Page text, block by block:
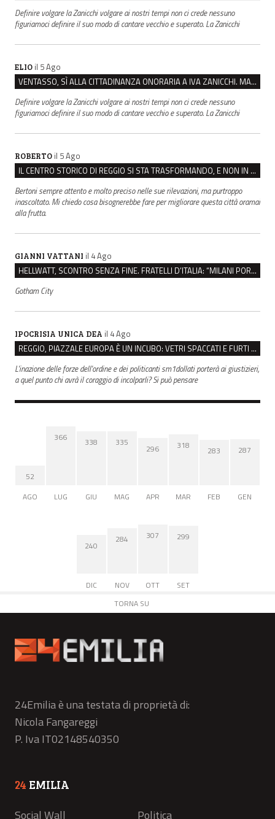
Definire volgare la Zanicchi volgare ai nostri tempi non ci crede nessuno
figuriamoci definire il suo modo di cantare vecchio e superato. La Zanicchi
ELIO il 5 Ago
VENTASSO, SÌ ALLA CITTADINANZA ONORARIA A IVA ZANICCHI. MA BARGIACCHI: “È DI PESSIMO GUSTO”
Definire volgare la Zanicchi volgare ai nostri tempi non ci crede nessuno
figuriamoci definire il suo modo di cantare vecchio e superato. La Zanicchi
ROBERTO il 5 Ago
IL CENTRO STORICO DI REGGIO SI STA TRASFORMANDO, E NON IN MEGLIO
Bertoni sempre attento e molto preciso nelle sue rilevazioni, ma purtroppo
inascoltato. Mi chiedo cosa bisognerebbe fare per migliorare questa città oramai
alla frutta.
GIANNI VATTANI il 4 Ago
HELLWATT, SCONTRO SENZA FINE. FRATELLI D’ITALIA: “MILANI PORTA DOCUMENTI, DE FRANCO INSULTI”
Gotham City
IPOCRISIA UNICA DEA il 4 Ago
REGGIO, PIAZZALE EUROPA È UN INCUBO: VETRI SPACCATI E FURTI SULLE AUTO IN SOSTA
L'inazione delle forze dell'ordine e dei politicanti sm1dollati porterà ai giustizieri,
a quel punto chi avrà il coraggio di incolparli? Si può pensare
52
AGO
366
LUG
338
GIU
335
MAG
296
APR
318
MAR
283
FEB
287
GEN
240
DIC
284
NOV
307
OTT
299
SET
TORNA SU
24Emilia è una testata di proprietà di:
Nicola Fangareggi
P. Iva IT02148540350
24 EMILIA
Social Wall
Politica